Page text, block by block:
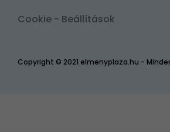
Copyright © 2021 elmenyplaza.hu -
Cookie - Beállítások